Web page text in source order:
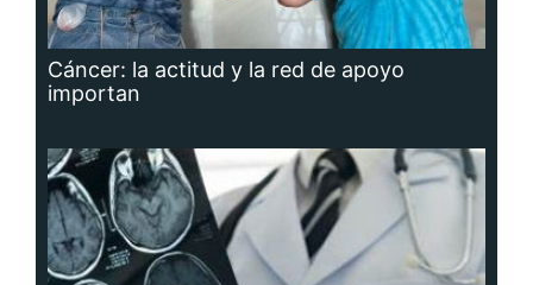
Cáncer: la actitud y la red de apoyo
importan